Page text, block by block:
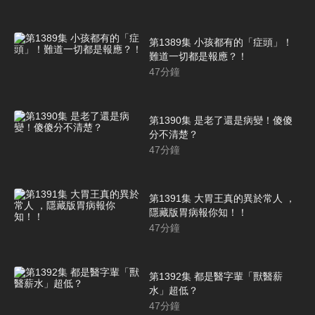
第1389集 小孩都有的「症頭」！
難道一切都是報應？！
47分鐘
第1390集 是老了還是病變！傻傻
分不清楚？
47分鐘
第1391集 大胃王真的異於常人 ，
隱藏版胃病報你知！！
47分鐘
第1392集 都是醫字輩「獸醫薪
水」超低？
47分鐘